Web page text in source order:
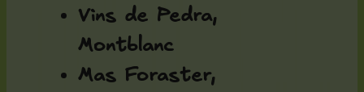
Vins de Pedra,
Montblanc
Mas Foraster,